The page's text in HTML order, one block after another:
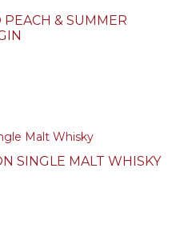
PEACH & SUMMER
SINGLE MALT WHISKY